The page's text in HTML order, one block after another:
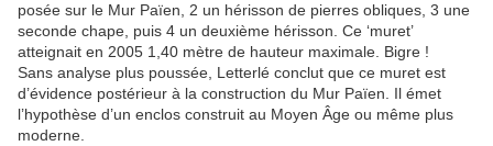
posée sur le Mur Païen, 2 un hérisson de pierres obliques, 3 une
seconde chape, puis 4 un deuxième hérisson. Ce ‘muret’
atteignait en 2005 1,40 mètre de hauteur maximale. Bigre !
Sans analyse plus poussée, Letterlé conclut que ce muret est
d’évidence postérieur à la construction du Mur Païen. Il émet
l’hypothèse d’un enclos construit au Moyen Âge ou même plus
moderne.